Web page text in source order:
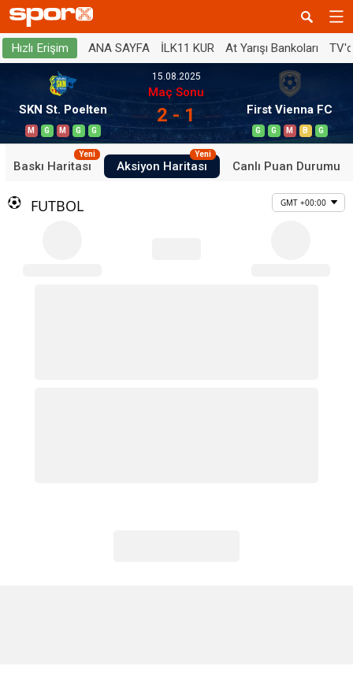
Hızlı Erişim ANA SAYFA İLK11 KUR At Yarışı Bankoları
SKN St. Poelten
M G M G G
15.08.2025
Maç Sonu
2 - 1 First Vienna FC
G G M B G
Baskı Haritası
Yeni
Aksiyon Haritası
Yeni
Canlı Puan Durumu
FUTBOL GMT +00:00